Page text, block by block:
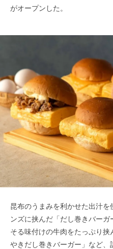
がオープンした。
昆布のうまみを利かせた出汁
ンズに挟んだ「だし巻きバー
そる味付けの牛肉をたっぷり
やきだし巻きバーガー」など